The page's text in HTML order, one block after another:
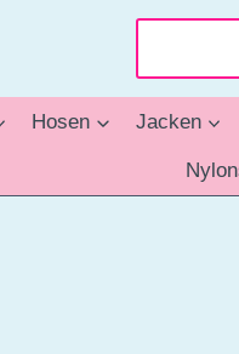
Hosen Jacken